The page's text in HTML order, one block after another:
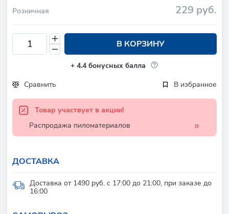
Розничная 229 руб.
В КОРЗИНУ
+ 4.4 бонусных балла
Сравнить
В избранное
Товар участвует в акции!
Распродажа пиломатериалов
ДОСТАВКА
Доставка от 1490 руб. с 17:00 до 21:00, при заказе до
16:00